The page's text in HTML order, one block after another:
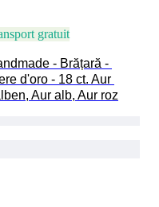
gratuit
- Brățară -
d'oro - 18 ct. Aur
Aur alb, Aur roz